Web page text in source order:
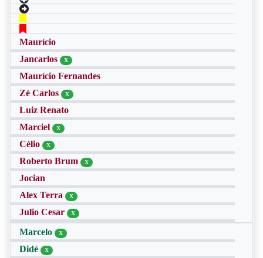
Maurício
Jancarlos
X
Maurício Fernandes
Zé Carlos
X
Luiz Renato
Marciel
X
Célio X
Roberto Brum X
Jocian
Alex Terra
X
Julio Cesar X
Marcelo X
Didé X